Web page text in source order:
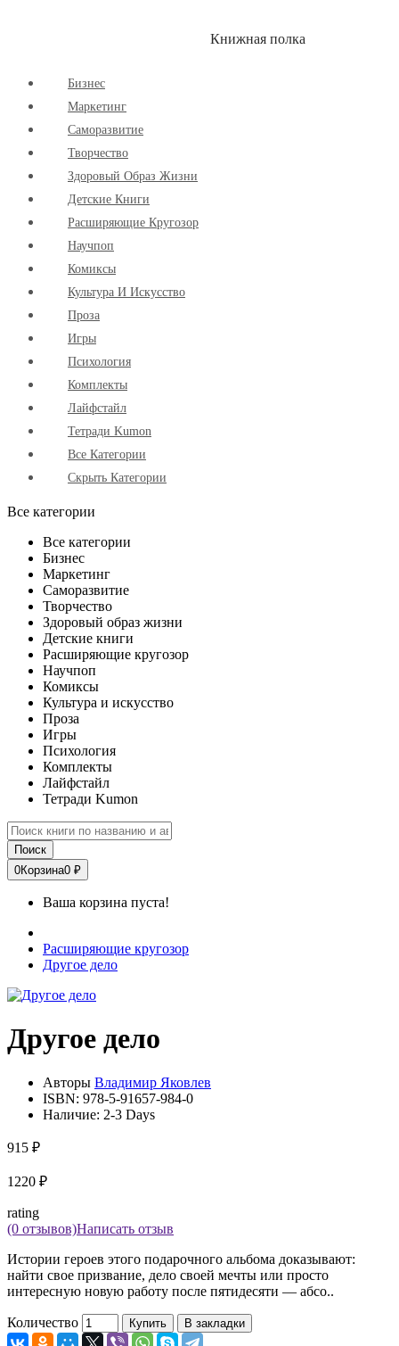
Книжная полка
Бизнес
Маркетинг
Cаморазвитие
Творчество
Здоровый Образ Жизни
Детские Книги
Расширяющие Кругозор
Научпоп
Комиксы
Культура И Искусство
Проза
Игры
Психология
Комплекты
Лайфстайл
Тетради Kumon
Все Категории
Скрыть Категории
Все категории
Все категории
Бизнес
Маркетинг
Саморазвитие
Творчество
Здоровый образ жизни
Детские книги
Расширяющие кругозор
Научпоп
Комиксы
Культура и искусство
Проза
Игры
Психология
Комплекты
Лайфстайл
Тетради Kumon
Поиск
0Корзина0 ₽
Ваша корзина пуста!
Расширяющие кругозор
Другое дело
Другое дело
Авторы Владимир Яковлев
ISBN: 978-5-91657-984-0
Наличие: 2-3 Days
915 ₽
1220 ₽
rating
(0 отзывов)Написать отзыв
Истории героев этого подарочного альбома доказывают:
найти свое призвание, дело своей мечты или просто
интересную новую работу после пятидесяти — абсо..
Количество Купить В закладки